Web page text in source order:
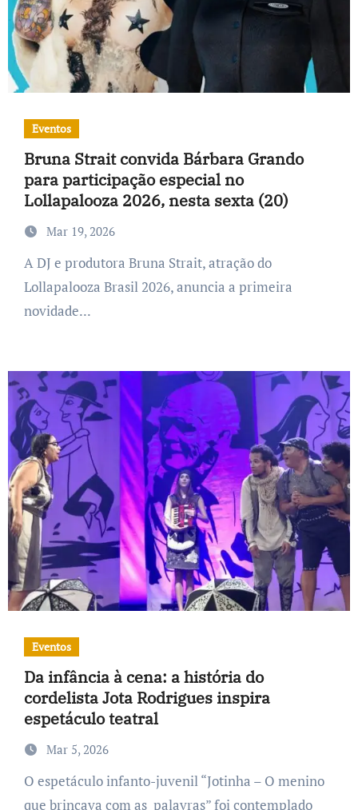
Eventos
Bruna Strait convida Bárbara Grando
para participação especial no
Lollapalooza 2026, nesta sexta (20)
Mar 19, 2026
A DJ e produtora Bruna Strait, atração do
Lollapalooza Brasil 2026, anuncia a primeira
novidade...
Eventos
Da infância à cena: a história do
cordelista Jota Rodrigues inspira
espetáculo teatral
Mar 5, 2026
O espetáculo infanto-juvenil “Jotinha – O menino
que brincava com as palavras” foi contemplado